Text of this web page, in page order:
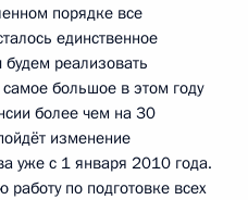
порядке все
единственное
реализовать
большое в этом году
более чем на 30
изменение
уже с 1 января 2010 года.
по подготовке всех